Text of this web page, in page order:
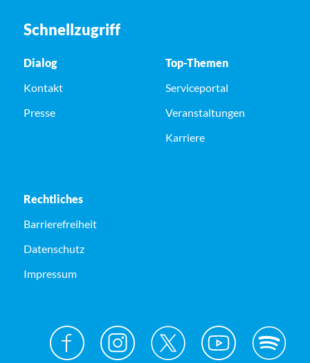
Schnellzugriff
Dialog
Kontakt
Presse
Top-Themen
Serviceportal
Veranstaltungen
Karriere
Rechtliches
Barrierefreiheit
Datenschutz
Impressum